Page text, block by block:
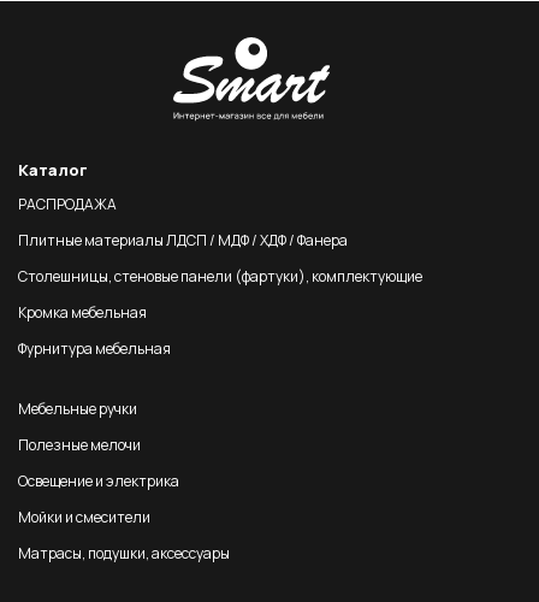
Каталог
РАСПРОДАЖА
Плитные материалы ЛДСП / МДФ / ХДФ / Фанера
Столешницы, стеновые панели (фартуки), комплектующие
Кромка мебельная
Фурнитура мебельная
Мебельные ручки
Полезные мелочи
Освещение и электрика
Мойки и смесители
Матрасы, подушки, аксессуары